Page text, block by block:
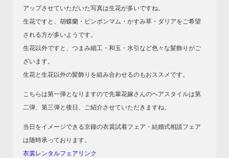
アップさせていただいた写真は生花が多いですね。
生花ですと、胡蝶蘭・ピンポンマム・かすみ草・ダリアをご希望
される方が多いようです。
生花以外ですと、つまみ細工・和玉・水引など色々な髪飾りがご
ざいます。
生花と生花以外の髪飾りを組み合わせるのもおススメです。
こちらは第一弾となりますので先輩花嫁さんのヘアスタイルは第
二弾、第三弾と後日、ご紹介させていただきますね。
当日をイメージできる京鐘の衣裳試着フェア・結婚式相談フェア
は随時承っております。
衣裳レンタルフェアリンク